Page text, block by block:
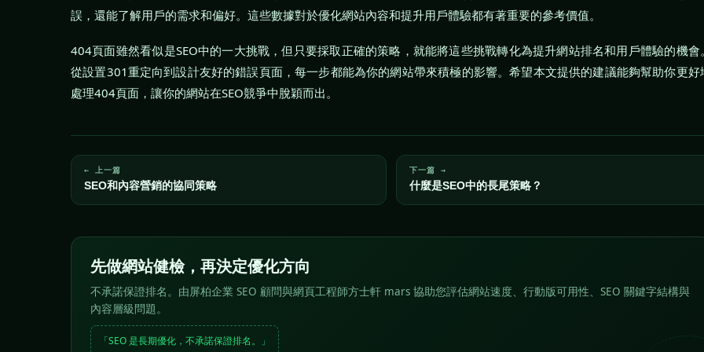
誤，還能了解用戶的需求和偏好。這些數據對於優化網站內容和提升用戶體驗都有著重要的參考價值。
404頁面雖然看似是SEO中的一大挑戰，但只要採取正確的策略，就能將這些挑戰轉化為提升網站排名和用戶體驗的機會
從設置301重定向到設計友好的錯誤頁面，每一步都能為你的網站帶來積極的影響。希望本文提供的建議能夠幫助你更好
處理404頁面，讓你的網站在SEO競爭中脫穎而出。
← 上一篇
SEO和內容營銷的協同策略
下一篇 →
什麼是SEO中的長尾策略？
先做網站健檢，再決定優化方向
不承諾保證排名。由屏柏企業 SEO 顧問與網頁工程師方士軒 mars 協助您評估網站速度、行動版可用性、SEO 關鍵字結構與
內容層級問題。
「SEO 是長期優化，不承諾保證排名。」